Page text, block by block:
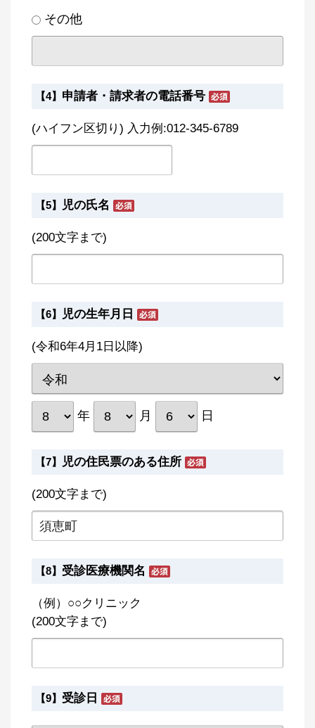
その他
【4】 申請者・請求者の電話番号
(ハイフン区切り) 入力例:012-345-6789
【5】 児の氏名
(200文字まで)
【6】 児の生年月日
(令和6年4月1日以降)
年 月 日
【7】 児の住民票のある住所
(200文字まで)
【8】 受診医療機関名
（例）○○クリニック
(200文字まで)
【9】 受診日